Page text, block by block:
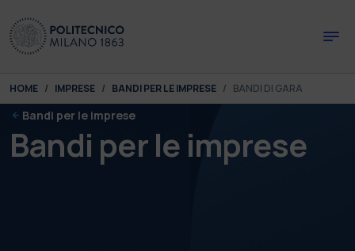
You are here:
HOME IMPRESE BANDI PER LE IMPRESE BANDI DI GARA
Bandi per le imprese
Bandi per le imprese